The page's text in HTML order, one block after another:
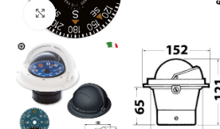
Povećajte sliku